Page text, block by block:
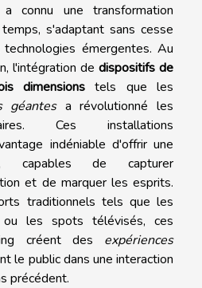
connu une transformation
s'adaptant sans cesse
émergentes. Au
l'intégration de dispositifs de
dimensions tels que les
géantesa révolutionné les
Ces installations
indéniable d'offrir une
capables de capturer
et de marquer les esprits.
traditionnels tels que les
ou les spots télévisés, ces
créent des expériences
le public dans une interaction
précédent.